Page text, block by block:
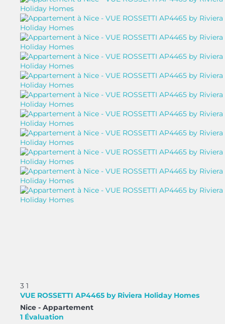
3 1
VUE ROSSETTI AP4465 by Riviera Holiday Homes
Nice - Appartement
1 Évaluation